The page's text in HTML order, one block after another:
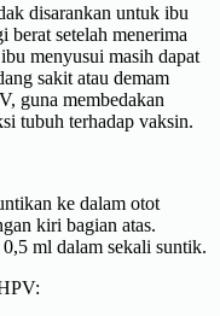
disarankan untuk ibu
berat setelah menerima
menyusui masih dapat
sakit atau demam
guna membedakan
tubuh terhadap vaksin.
ke dalam otot
kiri bagian atas.
ml dalam sekali suntik.